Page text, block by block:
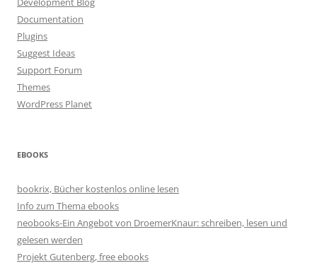
Documentation
Plugins
Suggest Ideas
Support Forum
Themes
WordPress Planet
EBOOKS
bookrix, Bücher kostenlos online lesen
Info zum Thema ebooks
neobooks-Ein Angebot von DroemerKnaur: schreiben, lesen und
gelesen werden
Projekt Gutenberg, free ebooks